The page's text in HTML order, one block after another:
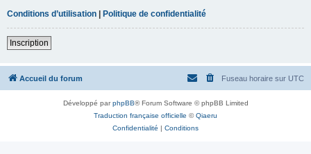
Conditions d’utilisation | Politique de confidentialité
Inscription
Accueil du forum Fuseau horaire sur UTC
Développé parphpBB® Forum Software © phpBB Limited
Traduction française officielle ©Qiaeru
Confidentialité | Conditions